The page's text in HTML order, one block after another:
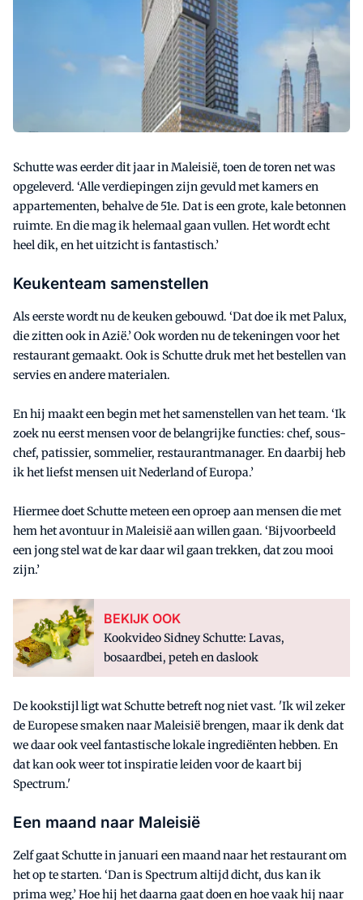
Schutte was eerder dit jaar in Maleisië, toen de toren net was
opgeleverd. ‘Alle verdiepingen zijn gevuld met kamers en
appartementen, behalve de 51e. Dat is een grote, kale betonnen
ruimte. En die mag ik helemaal gaan vullen. Het wordt echt
heel dik, en het uitzicht is fantastisch.’
Keukenteam samenstellen
Als eerste wordt nu de keuken gebouwd. ‘Dat doe ik met Palux,
die zitten ook in Azië.’ Ook worden nu de tekeningen voor het
restaurant gemaakt. Ook is Schutte druk met het bestellen van
servies en andere materialen.
En hij maakt een begin met het samenstellen van het team. ‘Ik
zoek nu eerst mensen voor de belangrijke functies: chef, sous-
chef, patissier, sommelier, restaurantmanager. En daarbij heb
ik het liefst mensen uit Nederland of Europa.’
Hiermee doet Schutte meteen een oproep aan mensen die met
hem het avontuur in Maleisië aan willen gaan. ‘Bijvoorbeeld
een jong stel wat de kar daar wil gaan trekken, dat zou mooi
zijn.’
BEKIJK OOK
Kookvideo Sidney Schutte: Lavas,
bosaardbei, peteh en daslook
De kookstijl ligt wat Schutte betreft nog niet vast. 'Ik wil zeker
de Europese smaken naar Maleisië brengen, maar ik denk dat
we daar ook veel fantastische lokale ingrediënten hebben. En
dat kan ook weer tot inspiratie leiden voor de kaart bij
Spectrum.'
Een maand naar Maleisië
Zelf gaat Schutte in januari een maand naar het restaurant om
het op te starten. ‘Dan is Spectrum altijd dicht, dus kan ik
prima weg.’ Hoe hij het daarna gaat doen en hoe vaak hij naar